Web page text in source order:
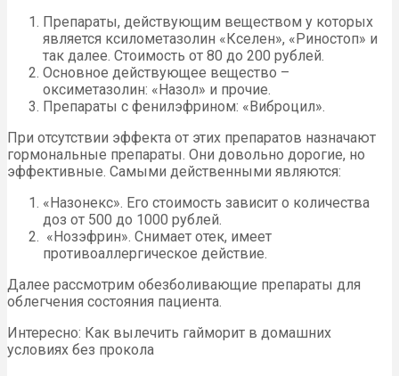
Препараты, действующим веществом у которых
является ксилометазолин «Кселен», «Риностоп» и
так далее. Стоимость от 80 до 200 рублей.
Основное действующее вещество –
оксиметазолин: «Назол» и прочие.
Препараты с фенилэфрином: «Виброцил».
При отсутствии эффекта от этих препаратов назначают
гормональные препараты. Они довольно дорогие, но
эффективные. Самыми действенными являются:
«Назонекс». Его стоимость зависит о количества
доз от 500 до 1000 рублей.
«Нозэфрин». Снимает отек, имеет
противоаллергическое действие.
Далее рассмотрим обезболивающие препараты для
облегчения состояния пациента.
Интересно: Как вылечить гайморит в домашних
условиях без прокола